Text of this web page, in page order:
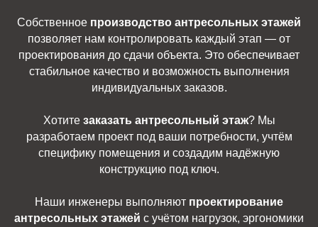
Собственное производство антресольных этажей
позволяет нам контролировать каждый этап — от
проектирования до сдачи объекта. Это обеспечивает
стабильное качество и возможность выполнения
индивидуальных заказов.
Хотите заказать антресольный этаж? Мы
разработаем проект под ваши потребности, учтём
специфику помещения и создадим надёжную
конструкцию под ключ.
Наши инженеры выполняют проектирование
антресольных этажей с учётом нагрузок, эргономики